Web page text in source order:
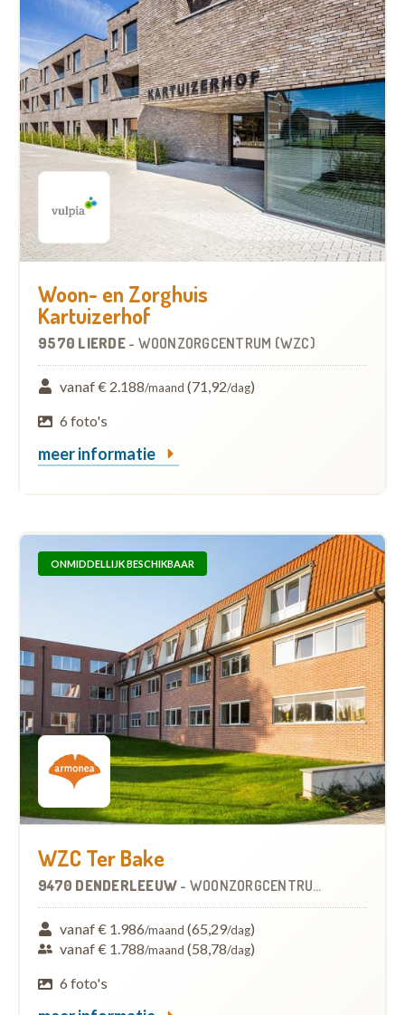
Woon- en Zorghuis
Kartuizerhof
9570 LIERDE - WOONZORGCENTRUM (WZC)
vanaf € 2.188/maand (71,92/dag)
6 foto's
meer informatie
ONMIDDELLIJK BESCHIKBAAR
WZC Ter Bake
9470 DENDERLEEUW - WOONZORGCENTRUM (WZC)
vanaf € 1.986/maand (65,29/dag)
vanaf € 1.788/maand (58,78/dag)
6 foto's